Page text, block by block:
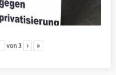
von 3 › »